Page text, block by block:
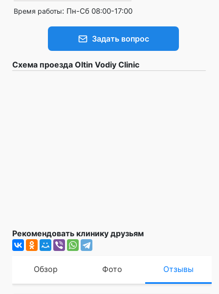
Время работы: Пн-Сб 08:00-17:00
Задать вопрос
Схема проезда Oltin Vodiy Clinic
Рекомендовать клинику друзьям
Обзор Фото Отзывы